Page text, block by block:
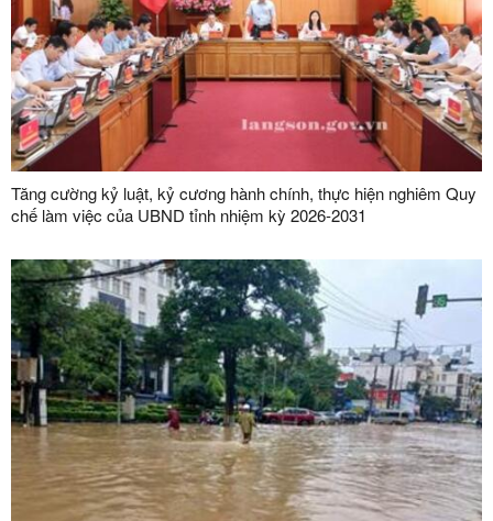
Tăng cường kỷ luật, kỷ cương hành chính, thực hiện nghiêm Quy
chế làm việc của UBND tỉnh nhiệm kỳ 2026-2031